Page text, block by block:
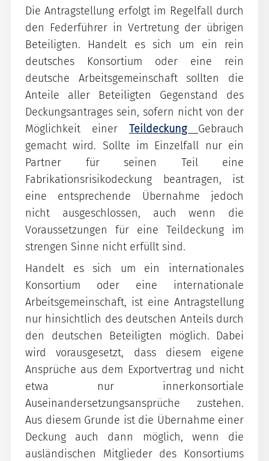
Die Antragstellung erfolgt im Regelfall durch
den Federführer in Vertretung der übrigen
Beteiligten. Handelt es sich um ein rein
deutsches Konsortium oder eine rein
deutsche Arbeitsgemeinschaft sollten die
Anteile aller Beteiligten Gegenstand des
Deckungsantrages sein, sofern nicht von der
Möglichkeit einer Teildeckung Gebrauch
gemacht wird. Sollte im Einzelfall nur ein
Partner für seinen Teil eine
Fabrikationsrisikodeckung beantragen, ist
eine entsprechende Übernahme jedoch
nicht ausgeschlossen, auch wenn die
Voraussetzungen für eine Teildeckung im
strengen Sinne nicht erfüllt sind.
Handelt es sich um ein internationales
Konsortium oder eine internationale
Arbeitsgemeinschaft, ist eine Antragstellung
nur hinsichtlich des deutschen Anteils durch
den deutschen Beteiligten möglich. Dabei
wird vorausgesetzt, dass diesem eigene
Ansprüche aus dem Exportvertrag und nicht
etwa nur innerkonsortiale
Auseinandersetzungsansprüche zustehen.
Aus diesem Grunde ist die Übernahme einer
Deckung auch dann möglich, wenn die
ausländischen Mitglieder des Konsortiums